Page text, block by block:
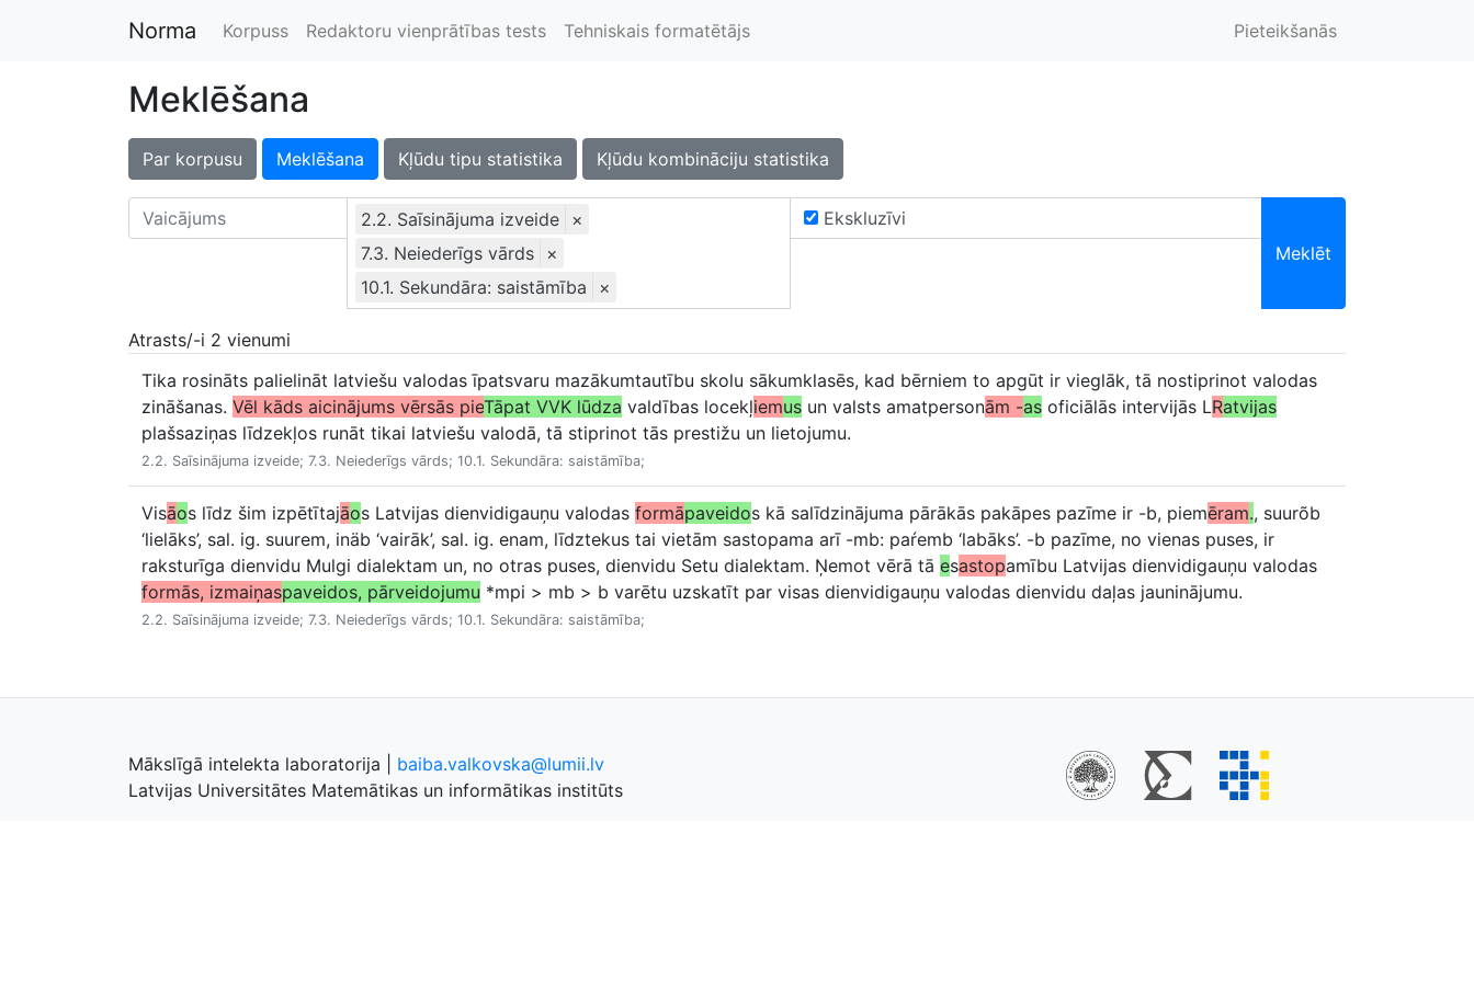
Norma Korpuss Redaktoru vienprātības tests Tehniskais formatētājs Pieteikšanās
Meklēšana
Par korpusu Meklēšana Kļūdu tipu statistika Kļūdu kombināciju statistika
2.2. Saīsinājuma izveide ×
7.3. Neiederīgs vārds ×
10.1. Sekundāra: saistāmība
×
Ekskluzīvi
Meklēt
Atrasts/-i 2 vienumi
Tika rosināts palielināt latviešu valodas īpatsvaru mazākumtautību skolu sākumklasēs, kad bērniem to apgūt ir vieglāk, tā nostiprinot valodas
zināšanas. Vēl kāds aicinājums vērsās pieTāpat VVK lūdza valdības locekļiemus un valsts amatpersonām -as oficiālās intervijās LRatvijas
plašsaziņas līdzekļos runāt tikai latviešu valodā, tā stiprinot tās prestižu un lietojumu.
2.2. Saīsinājuma izveide; 7.3. Neiederīgs vārds; 10.1. Sekundāra: saistāmība;
Visāos līdz šim izpētītajāos Latvijas dienvidigauņu valodas formāpaveidos kā salīdzinājuma pārākās pakāpes pazīme ir -b, piemēram., suurõb
‘lielāks’, sal. ig. suurem, inäb ‘vairāk’, sal. ig. enam, līdztekus tai vietām sastopama arī -mb: paŕemb ‘labāks’. -b pazīme, no vienas puses, ir
raksturīga dienvidu Mulgi dialektam un, no otras puses, dienvidu Setu dialektam. Ņemot vērā tā esastopamību Latvijas dienvidigauņu valodas
formās, izmaiņaspaveidos, pārveidojumu *mpi > mb > b varētu uzskatīt par visas dienvidigauņu valodas dienvidu daļas jauninājumu.
2.2. Saīsinājuma izveide; 7.3. Neiederīgs vārds; 10.1. Sekundāra: saistāmība;
Mākslīgā intelekta laboratorija
baiba.valkovska@lumii.lv
Latvijas Universitātes Matemātikas un informātikas institūts